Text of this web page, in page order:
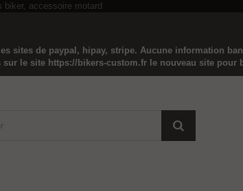
sites de paypal, hipay, stripe. Aucune information
le site https://bikers-custom.fr le nouveau site pour